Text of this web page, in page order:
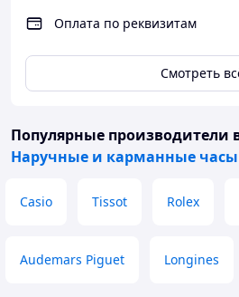
Оплата по реквизитам
Смотреть
Популярные производители
Наручные и карманные часы
Casio Tissot Rolex
Audemars Piguet Longines